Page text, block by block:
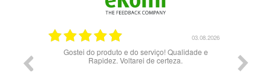
03.08.2026
Gostei do produto e do serviço! Qualidade e
Rapidez. Voltarei de certeza.